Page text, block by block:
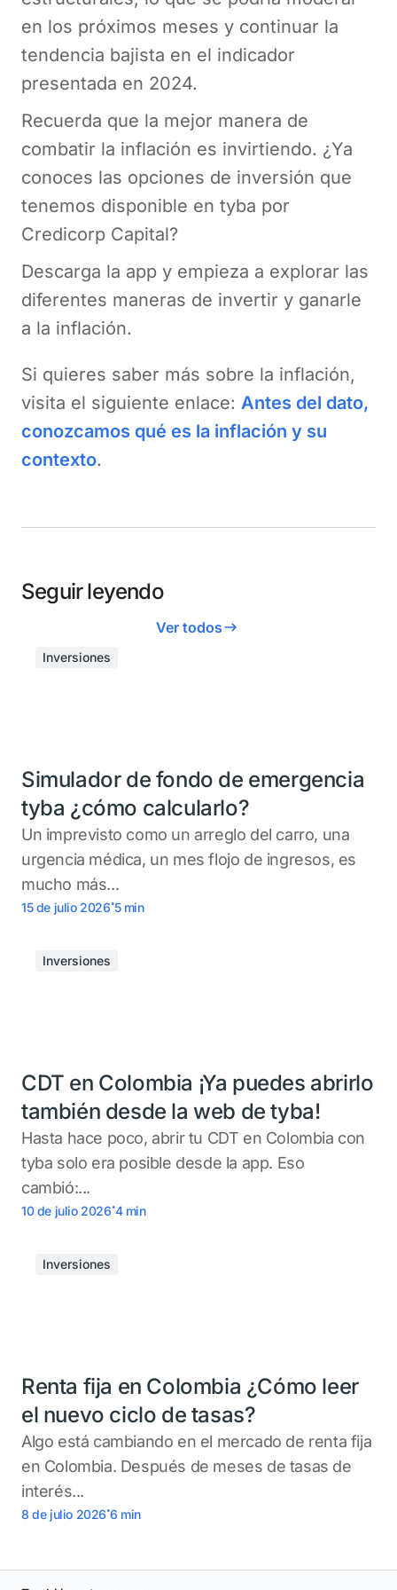
en los próximos meses y continuar la
tendencia bajista en el indicador
presentada en 2024.
Recuerda que la mejor manera de
combatir la inflación es invirtiendo. ¿Ya
conoces las opciones de inversión que
tenemos disponible en tyba por
Credicorp Capital?
Descarga la app y empieza a explorar las
diferentes maneras de invertir y ganarle
a la inflación.
Si quieres saber más sobre la inflación,
visita el siguiente enlace: Antes del dato,
conozcamos qué es la inflación y su
contexto.
Seguir leyendo
Ver todos
Inversiones
Simulador de fondo de emergencia
tyba ¿cómo calcularlo?
Un imprevisto como un arreglo del carro, una
urgencia médica, un mes flojo de ingresos, es
mucho más...
15 de julio 2026.5 min
Inversiones
CDT en Colombia ¡Ya puedes abrirlo
también desde la web de tyba!
Hasta hace poco, abrir tu CDT en Colombia con
tyba solo era posible desde la app. Eso
cambió:...
10 de julio 2026.4 min
Inversiones
Renta fija en Colombia ¿Cómo leer
el nuevo ciclo de tasas?
Algo está cambiando en el mercado de renta fija
en Colombia. Después de meses de tasas de
interés...
8 de julio 2026.6 min